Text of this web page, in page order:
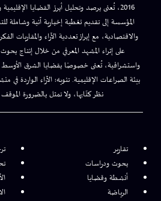
2016، تُعنى برصد وتحليل أبرز القضايا
المؤسسة إلى تقديم تغطية إخبارية آنية وشاملة
والاقتصادية، مع إبراز تعددية الآراء والمقاربات
على إثراء المشهد المعرفي من خلال إنتاج
واستشرافية، تُعنى خصوصًا بقضايا الشرق الأوسط
بيئة الصراعات الإقليمية. تنويه: الآراء الواردة
نظر كتّابها، ولا تمثل بالضرورة
تقارير
بحوث ودراسات
أنشطة وقضايا
الرياضة